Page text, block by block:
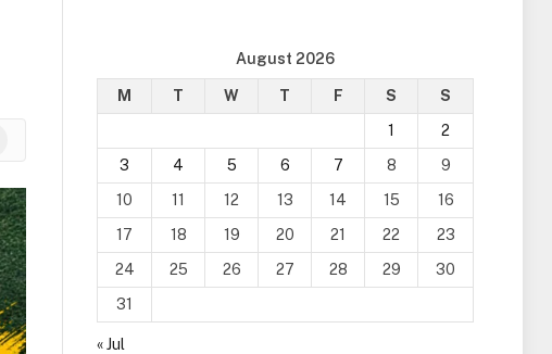
August 2026
M T W T F S
S
1
2
3
4 5 6 7 8
9
10
11 12 13 14 15
16
17
18 19 20 21 22
23
24
25 26 27 28 29
30
31
« Jul